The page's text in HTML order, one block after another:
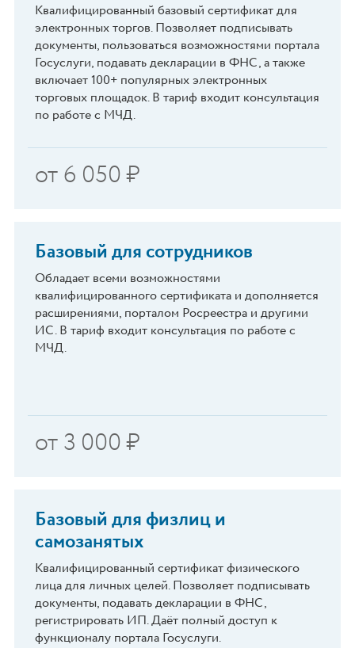
Квалифицированный базовый сертификат для
электронных торгов. Позволяет подписывать
документы, пользоваться возможностями портала
Госуслуги, подавать декларации в ФНС, а также
включает 100+ популярных электронных
торговых площадок. В тариф входит консультация
по работе с МЧД.
от6 050₽
Базовый для сотрудников
Обладает всеми возможностями
квалифицированного сертификата и дополняется
расширениями, порталом Росреестра и другими
ИС. В тариф входит консультация по работе с
МЧД.
от3 000₽
Базовый для физлиц и
самозанятых
Квалифицированный сертификат физического
лица для личных целей. Позволяет подписывать
документы, подавать декларации в ФНС,
регистрировать ИП. Даёт полный доступ к
функционалу портала Госуслуги.